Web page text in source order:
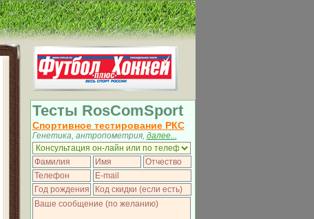
Тесты RosComSport
Спортивное тестирование РКС
Генетика, антропометрия, далее...